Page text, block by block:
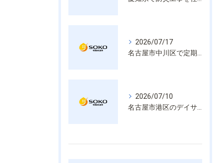
2026/07/17
2026/07/10